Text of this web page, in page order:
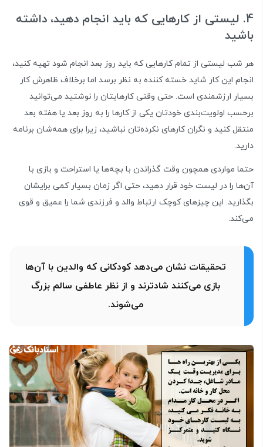
4. لیستی از کارهایی که باید انجام دهید، داشته
باشید
هر شب لیستی از تمام کارهایی که باید روز بعد انجام شود تهیه کنید،
انجام این کار شاید خسته کننده به نظر برسد اما برخلاف ظاهرش کار
بسیار ارزشمندی است. حتی وقتی کارهایتان را نوشتید می‌توانید
برحسب اولویت‌بندی خودتان یکی از کارها را به روز بعد یا هفته بعد
منتقل کنید و نگران کارهای نکرده‌تان نباشید، زیرا برای همه‌شان برنامه
دارید.
حتما مواردی همچون وقت گذراندن با بچه‌ها یا استراحت و بازی با
آن‌ها را در لیست خود قرار دهید، حتی اگر زمان بسیار کمی برایشان
بگذارید. این چیزهای کوچک ارتباط والد و فرزندی شما را عمیق و قوی
می‌کند.
تحقیقات نشان می‌دهد کودکانی که والدین با آن‌ها
بازی می‌کنند شادترند و از نظر عاطفی سالم بزرگ
می‌شوند.